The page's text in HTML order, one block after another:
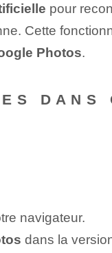
pour
⁢Cette
Photos.
DANS
navigateur.
dans la